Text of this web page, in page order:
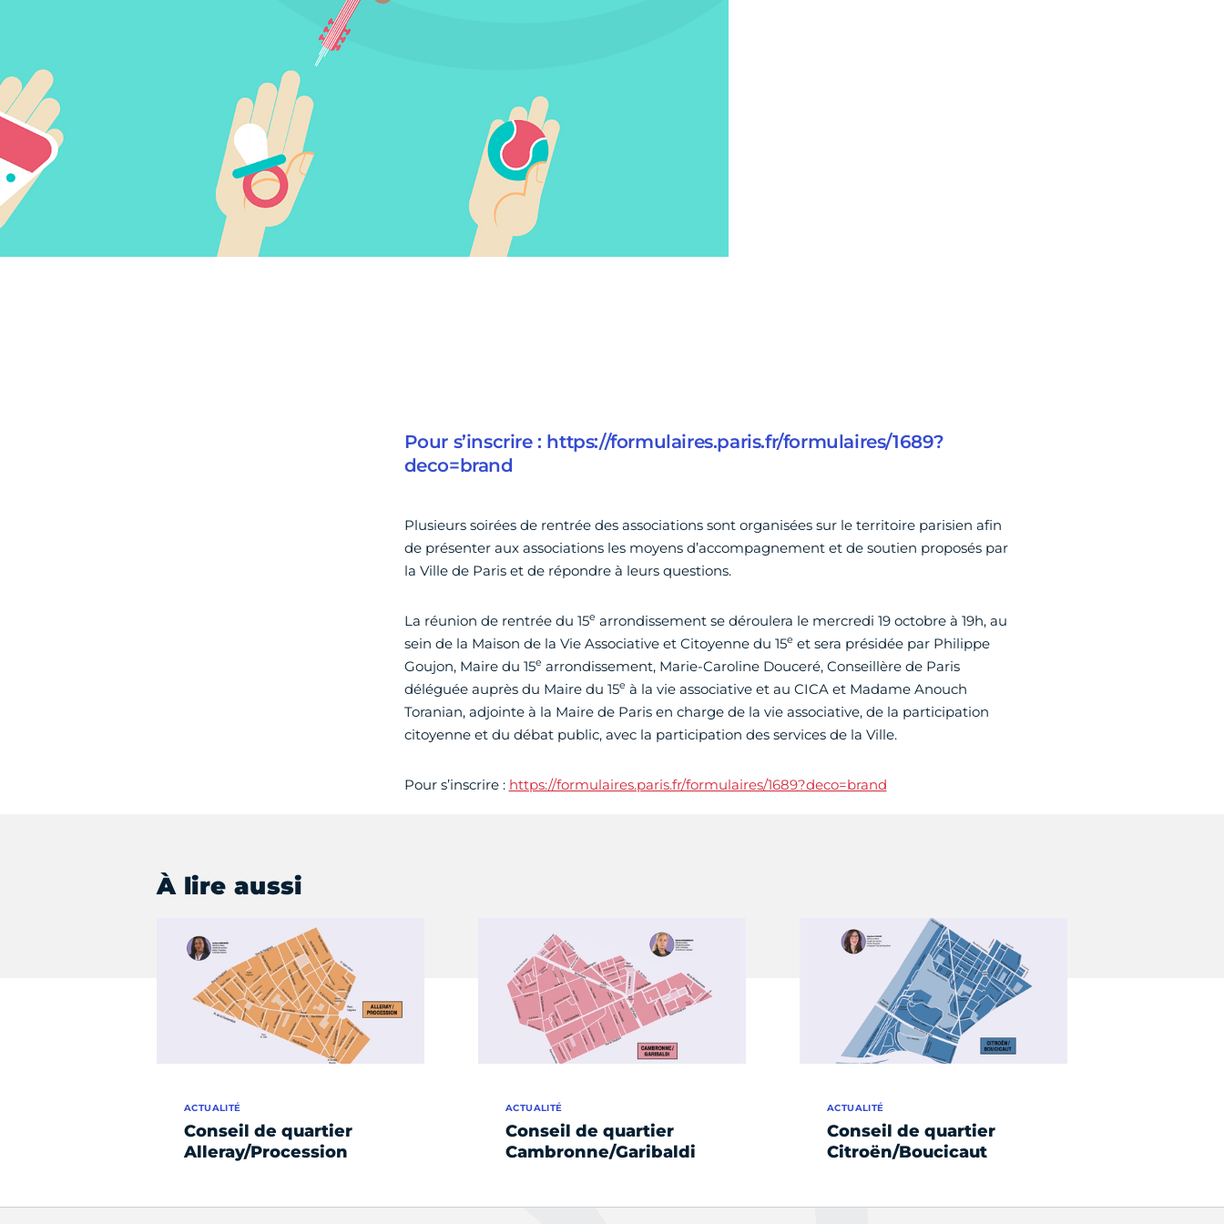
Pour s’inscrire : https://formulaires.paris.fr/formulaires/1689?
deco=brand
Plusieurs soirées de rentrée des associations sont organisées sur le territoire parisien afin
de présenter aux associations les moyens d’accompagnement et de soutien proposés par
la Ville de Paris et de répondre à leurs questions.
La réunion de rentrée du 15e arrondissement se déroulera le mercredi 19 octobre à 19h, au
sein de la Maison de la Vie Associative et Citoyenne du 15e et sera présidée par Philippe
Goujon, Maire du 15e arrondissement, Marie-Caroline Douceré, Conseillère de Paris
déléguée auprès du Maire du 15e à la vie associative et au CICA et Madame Anouch
Toranian, adjointe à la Maire de Paris en charge de la vie associative, de la participation
citoyenne et du débat public, avec la participation des services de la Ville.
Pour s’inscrire : https://formulaires.paris.fr/formulaires/1689?deco=brand
À lire aussi
Conseil de quartier
Alleray/Procession
ACTUALITÉ
Conseil de quartier
Cambronne/Garibaldi
ACTUALITÉ
Conseil de quartier
Citroën/Boucicaut
ACTUALITÉ